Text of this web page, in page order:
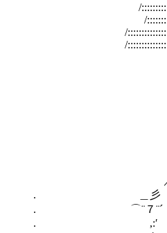
/:::::::::::|::::::/
/::::::::::::::!:::/
/::::::::::::::::ﾚ
/::::::::::::::::/
／{＿ﾉ
/⌒>､_
/`'く,
｛ /
｀¨7 ' ＼
／
. ＿
. ⌒¨７
. ,:′